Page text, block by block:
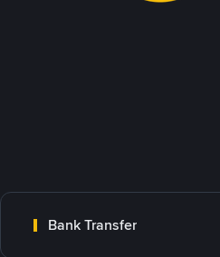
Bank Transfer